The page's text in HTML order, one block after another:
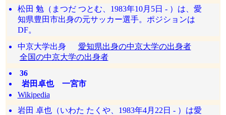
松田 勉（まつだ つとむ、1983年10月5日 - ）は、愛
知県豊田市出身の元サッカー選手。ポジションは
DF。
中京大学出身 愛知県出身の中京大学の出身者
全国の中京大学の出身者
36
岩田卓也 一宮市
Wikipedia
岩田 卓也（いわた たくや、1983年4月22日 - ）は愛